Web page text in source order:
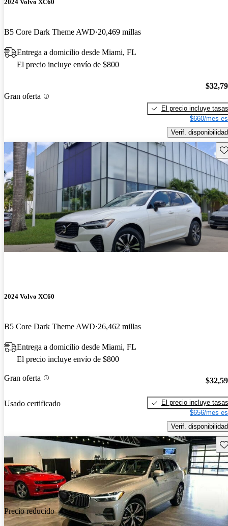
2024 Volvo XC60
B5 Core Dark Theme AWD 20,469 millas
Entrega a domicilio desde Miami, FL
El precio incluye envío de $800
Gran oferta
El precio incluye tasas
$660/mes
Verif. disponibilidad
2024 Volvo XC60
B5 Core Dark Theme AWD 26,462 millas
Entrega a domicilio desde Miami, FL
El precio incluye envío de $800
Gran oferta
Usado certificado
El precio incluye tasas
$656/mes
Verif. disponibilidad
Precio reducido